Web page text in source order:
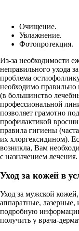
Очищение.
Увлажнение.
Фотопротекция.
Из-за необходимости
неправильного ухода
проблема
необходимо правильно
(в большинство
профессиональной
позволяет грамотно
профилактикой
правила гигиены
их хлоргексидином).
возникла, Вам
с назначением лечения.
Уход за кожей в
Уход за мужской
аппаратные,
подробную
получить у врача-